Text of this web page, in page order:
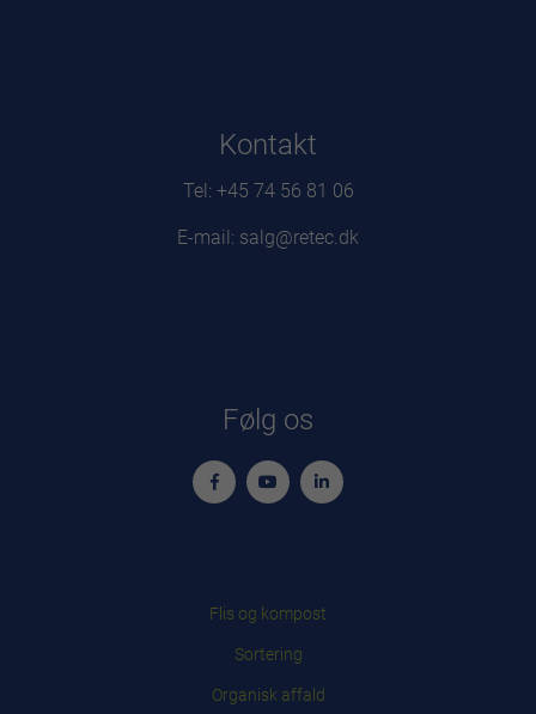
Kontakt
Tel: +45 74 56 81 06
E-mail: salg@retec.dk
Følg os
Flis og kompost
Sortering
Organisk affald